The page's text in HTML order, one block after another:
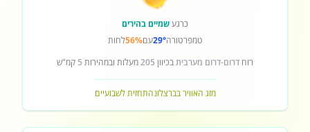
כרגעשמיים בהירים
טמפרטורה29°עם56%לחות
רוח דרום-דרום מערביתבכיוון 205מעלות ובמהירות 5 קמ"ש
מזג האוויר בברצלונהתחזית לשבועיים